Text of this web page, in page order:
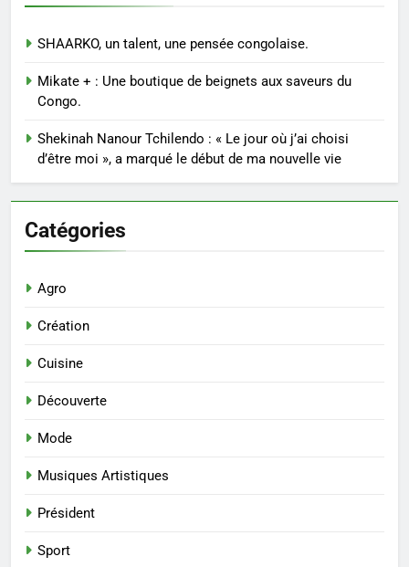
SHAARKO, un talent, une pensée congolaise.
Mikate + : Une boutique de beignets aux saveurs du
Congo.
Shekinah Nanour Tchilendo : « Le jour où j’ai choisi
d’être moi », a marqué le début de ma nouvelle vie
Catégories
Agro
Création
Cuisine
Découverte
Mode
Musiques Artistiques
Président
Sport